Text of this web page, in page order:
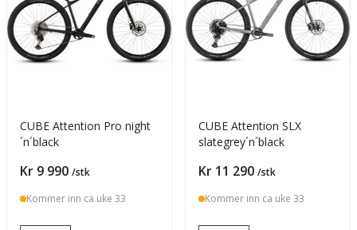
CUBE Attention Pro night
´n´black
Pris
Kr 9 990 /stk
Kommer inn ca uke 33
CUBE Attention SLX
slategrey´n´black
Pris
Kr 11 290 /stk
Kommer inn ca uke 33